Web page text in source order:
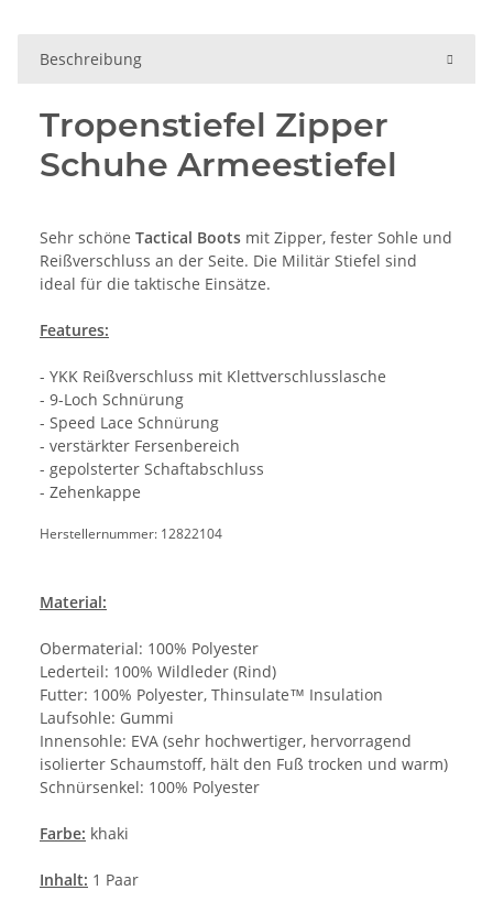
Beschreibung
Tropenstiefel Zipper
Schuhe Armeestiefel
Sehr schöne Tactical Boots mit Zipper, fester Sohle und
Reißverschluss an der Seite. Die Militär Stiefel sind
ideal für die taktische Einsätze.
Features:
- YKK Reißverschluss mit Klettverschlusslasche
- 9-Loch Schnürung
- Speed Lace Schnürung
- verstärkter Fersenbereich
- gepolsterter Schaftabschluss
- Zehenkappe
Herstellernummer: 12822104
Material:
Obermaterial: 100% Polyester
Lederteil: 100% Wildleder (Rind)
Futter: 100% Polyester, Thinsulate™ Insulation
Laufsohle: Gummi
Innensohle: EVA (sehr hochwertiger, hervorragend
isolierter Schaumstoff, hält den Fuß trocken und warm)
Schnürsenkel: 100% Polyester
Farbe: khaki
Inhalt: 1 Paar